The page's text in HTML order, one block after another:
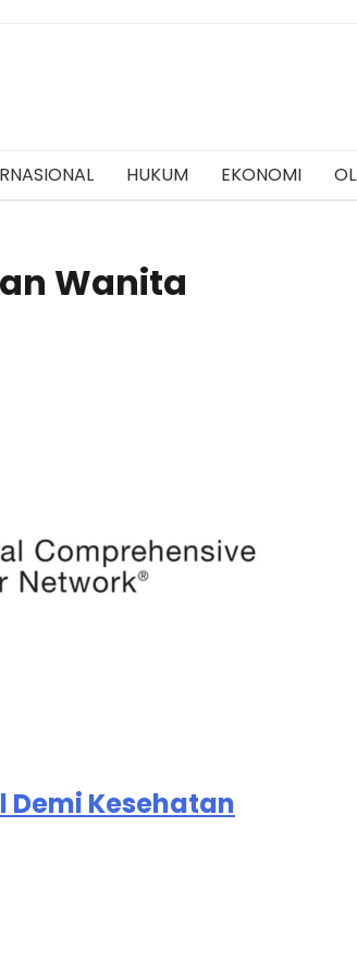
HUKUM EKONOMI
Wanita
Demi Kesehatan